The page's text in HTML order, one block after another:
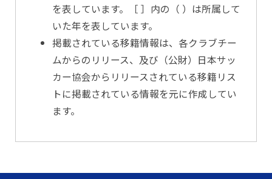
を表しています。［ ］内の（ ）は所属して
いた年を表しています。
掲載されている移籍情報は、各クラブチー
ムからのリリース、及び（公財）日本サッ
カー協会からリリースされている移籍リス
トに掲載されている情報を元に作成してい
ます。